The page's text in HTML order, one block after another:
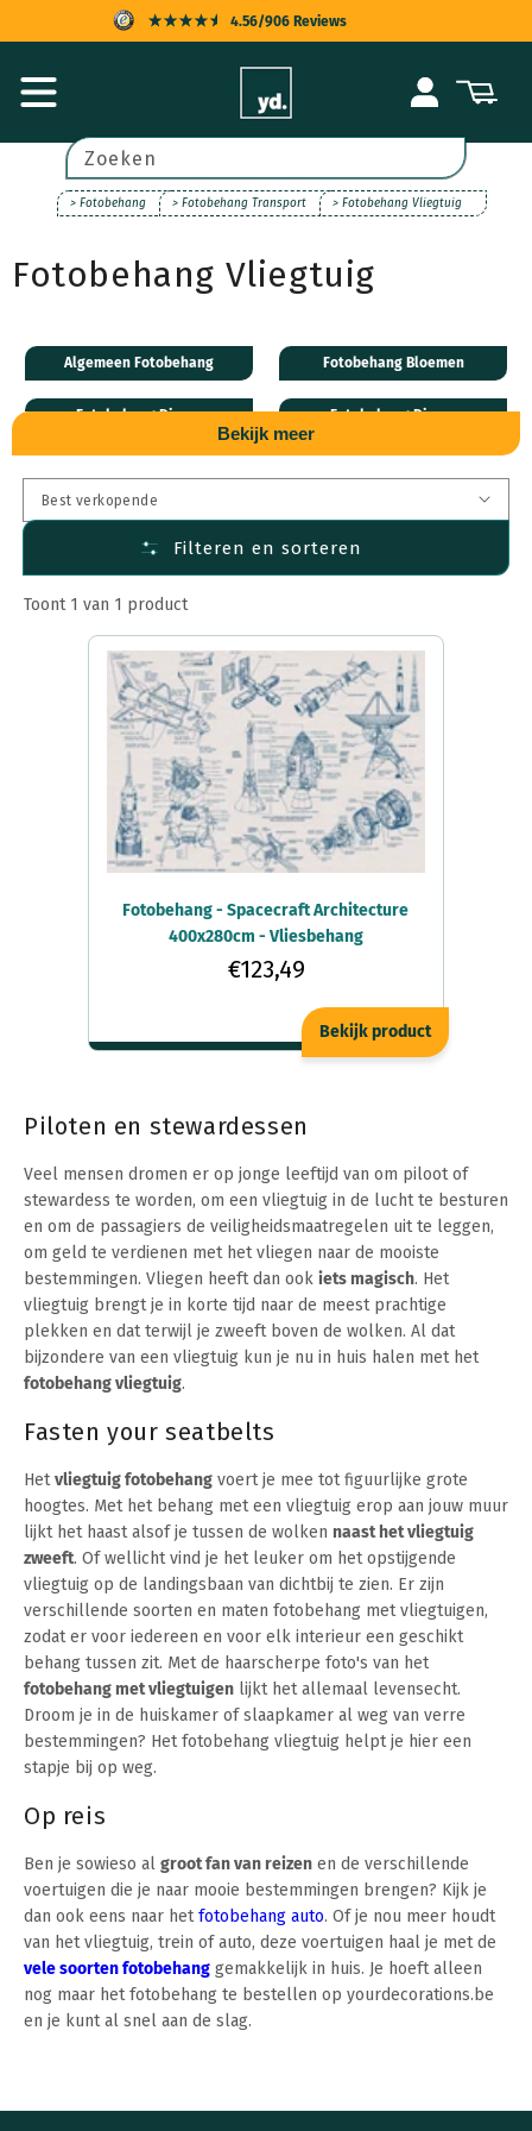
content
4.56/906 Reviews
KOPERSBESCHERMING
SNELLE LEVERING
UITSTEKENDE KLANTENSERVICE
InloggenWinkelwagen
Zoeken
> Fotobehang > Fotobehang Transport > Fotobehang Vliegtuig
Fotobehang Vliegtuig
Algemeen Fotobehang Fotobehang Bloemen
Fotobehang Dieren Fotobehang Disney
Fotobehang Transport Fotobehang Leveranciers
Fotobehang Materiaal Fotobehang per ruimte
Bekijk meer
Filteren en sorteren
Toont 1 van 1 product
Fotobehang - Spacecraft Architecture
400x280cm - Vliesbehang
€123,49
Bekijk product
Piloten en stewardessen
Veel mensen dromen er op jonge leeftijd van om piloot of
stewardess te worden, om een vliegtuig in de lucht te besturen
en om de passagiers de veiligheidsmaatregelen uit te leggen,
om geld te verdienen met het vliegen naar de mooiste
bestemmingen. Vliegen heeft dan ook iets magisch. Het
vliegtuig brengt je in korte tijd naar de meest prachtige
plekken en dat terwijl je zweeft boven de wolken. Al dat
bijzondere van een vliegtuig kun je nu in huis halen met het
fotobehang vliegtuig.
Fasten your seatbelts
Hetvliegtuig fotobehang voert je mee tot figuurlijke grote
hoogtes. Met het behang met een vliegtuig erop aan jouw muur
lijkt het haast alsof je tussen de wolken naast het vliegtuig
zweeft. Of wellicht vind je het leuker om het opstijgende
vliegtuig op de landingsbaan van dichtbij te zien. Er zijn
verschillende soorten en maten fotobehang met vliegtuigen,
zodat er voor iedereen en voor elk interieur een geschikt
behang tussen zit. Met de haarscherpe foto's van het
fotobehang met vliegtuigen lijkt het allemaal levensecht.
Droom je in de huiskamer of slaapkamer al weg van verre
bestemmingen? Het fotobehang vliegtuig helpt je hier een
stapje bij op weg.
Op reis
Ben je sowieso al groot fan van reizen en de verschillende
voertuigen die je naar mooie bestemmingen brengen? Kijk je
dan ook eens naar hetfotobehang auto. Of je nou meer houdt
van het vliegtuig, trein of auto, deze voertuigen haal je met de
vele soorten fotobehang gemakkelijk in huis. Je hoeft alleen
nog maar het fotobehang te bestellen op yourdecorations.be
en je kunt al snel aan de slag.